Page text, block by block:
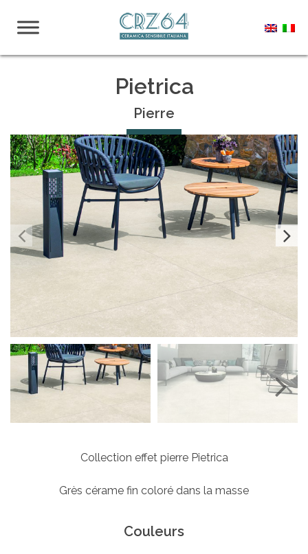
Pietrica
Pierre
Next
Collection effet pierre Pietrica
Grès cérame fin coloré dans la masse
Couleurs